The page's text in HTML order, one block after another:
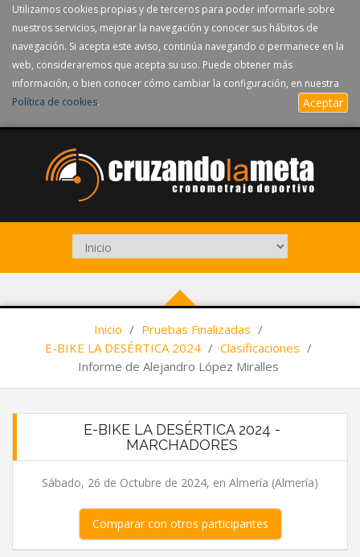
Utilizamos cookies propias y de terceros para poder informarle sobre
nuestros servicios, mejorar la navegación y conocer sus hábitos de
navegación. Si acepta este aviso, continúa navegando o permanece en la
web, consideraremos que acepta su uso. Puede obtener más
información, o bien conocer cómo cambiar la configuración, en nuestra
Política de cookies. Aceptar
Inicio / Pruebas Finalizadas /
E-BIKE LA DESÉRTICA 2024 / Clasificaciones /
Informe de Alejandro López Miralles
E-BIKE LA DESÉRTICA 2024 -
MARCHADORES
Sábado, 26 de Octubre de 2024, en Almería (Almería)
Comparar con otros participantes